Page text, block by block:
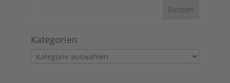
Kategorien
Kategorien